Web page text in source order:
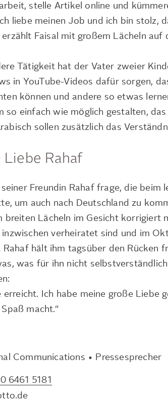
stelle Artikel online und
liebe meinen Job und ich bin stolz,
erzählt Faisal mit großem Lächeln auf
Tätigkeit hat der Vater zweier
in YouTube-Videos dafür sorgen,
können und andere so etwas
so einfach wie möglich gestalten,
sollen zusätzlich das
Rahaf
Freundin Rahaf frage, die beim
um auch nach Deutschland zu
breiten Lächeln im Gesicht korrigiert
inzwischen verheiratet sind und im
Rahaf hält ihm tagsüber den Rücken
was für ihn nicht
erreicht. Ich habe meine große Liebe
macht.“
Communications • Pressesprecher
6461 5181